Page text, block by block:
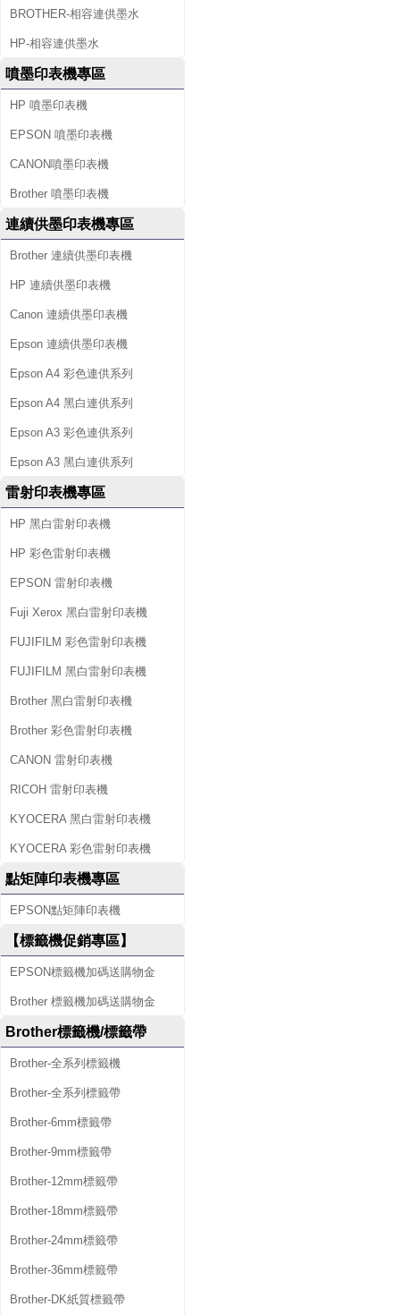
BROTHER-相容連供墨水
HP-相容連供墨水
噴墨印表機專區
HP 噴墨印表機
EPSON 噴墨印表機
CANON噴墨印表機
Brother 噴墨印表機
連續供墨印表機專區
Brother 連續供墨印表機
HP 連續供墨印表機
Canon 連續供墨印表機
Epson 連續供墨印表機
Epson A4 彩色連供系列
Epson A4 黑白連供系列
Epson A3 彩色連供系列
Epson A3 黑白連供系列
雷射印表機專區
HP 黑白雷射印表機
HP 彩色雷射印表機
EPSON 雷射印表機
Fuji Xerox 黑白雷射印表機
FUJIFILM 彩色雷射印表機
FUJIFILM 黑白雷射印表機
Brother 黑白雷射印表機
Brother 彩色雷射印表機
CANON 雷射印表機
RICOH 雷射印表機
KYOCERA 黑白雷射印表機
KYOCERA 彩色雷射印表機
點矩陣印表機專區
EPSON點矩陣印表機
【標籤機促銷專區】
EPSON標籤機加碼送購物金
Brother 標籤機加碼送購物金
Brother標籤機/標籤帶
Brother-全系列標籤機
Brother-全系列標籤帶
Brother-6mm標籤帶
Brother-9mm標籤帶
Brother-12mm標籤帶
Brother-18mm標籤帶
Brother-24mm標籤帶
Brother-36mm標籤帶
Brother-DK紙質標籤帶